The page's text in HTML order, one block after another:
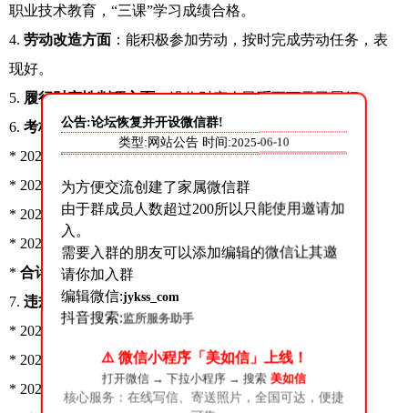
职业技术教育，“三课”学习成绩合格。
4. 劳动改造方面 ：能积极参加劳动，按时完成劳动任务，表
现好。
5. 履行财产性判项方面：没收财产人民币五万元已履行。
6. 考核奖励情况：
* 2023 年 1 月至 2023 年 6 月：获 1 个表扬
* 2023 年 7 月至 2023 年 12 月：获 1 个表扬
* 2024 年 1 月至 2024 年 6 月：获物质奖励 1 次
* 2024 年 7 月至 2024 年 12 月：获 1 个表扬
* 合计
：3 个表扬、1 个物质奖励
7. 违规及扣分情况：
* 2024 年 5 月 17 日：值星期间打瞌睡扣 8 分
* 2024 年 6 月：未按规定时间上厕所扣 2 分
* 2025 年 6 月：不按规定时间作息扣 2 分
公告:论坛恢复并开设微信群!
类型:网站公告 时间:2025-06-10
为方便交流创建了家属微信群
由于群成员人数超过200所以只能使用邀请加
入。
需要入群的朋友可以添加编辑的微信让其邀
请你加入群
编辑微信:jykss_com
抖音搜索:监所服务助手
⚠️ 微信小程序「美如信」上线！
打开微信 → 下拉小程序 → 搜索 美如信
核心服务：在线写信、寄送照片，全国可达，便捷